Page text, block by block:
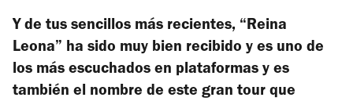
Y de tus sencillos más recientes, “Reina
Leona” ha sido muy bien recibido y es uno de
los más escuchados en plataformas y es
también el nombre de este gran tour que